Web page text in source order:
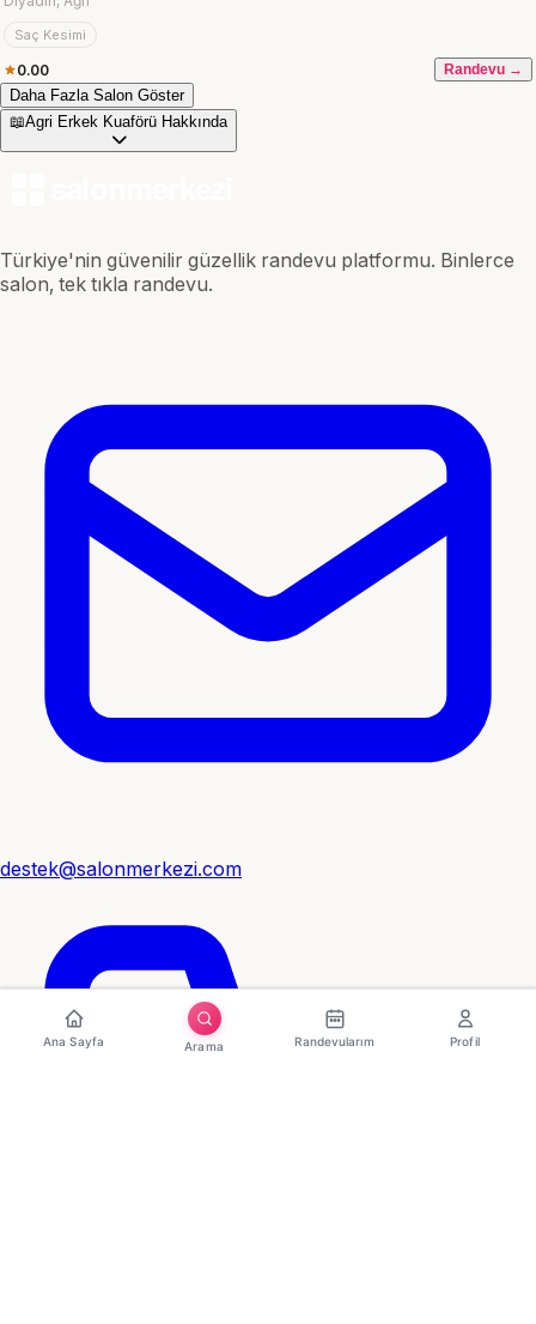
Saç Kesimi
0.00 Randevu →
Daha Fazla Salon Göster
📖Agri Erkek Kuaförü Hakkında
Türkiye'nin güvenilir güzellik randevu platformu. Binlerce
salon, tek tıkla randevu.
destek@salonmerkezi.com
Ana Sayfa Arama Randevularım Profil